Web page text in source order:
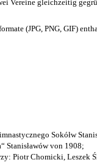
Vereine gleichzeitig
(JPG, PNG, GIF)
Sokółw
Stanisławów von 1908;
Piotr Chomicki, Leszek